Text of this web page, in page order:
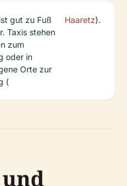
gut zu Fuß
Taxis stehen
zum
oder in
Orte zur
(
Haaretz).